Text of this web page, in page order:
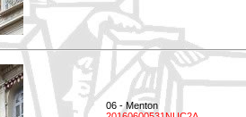
06 - Menton